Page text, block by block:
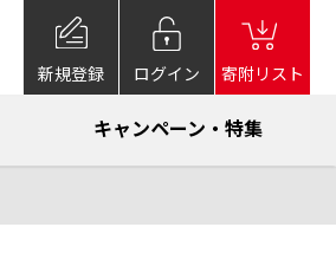
新規登録 ログイン 寄附リスト
キャンペーン・特集